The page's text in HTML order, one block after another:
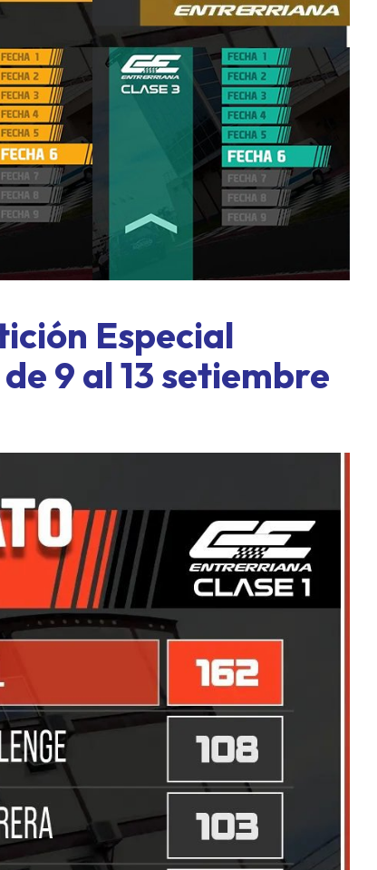
Especial
9 al 13 setiembre
Paraná, formato
a todo o nada
Concordia también tuvieron que
mover sus fichas